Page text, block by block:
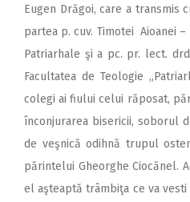
Eugen Drăgoi, care a transmis
partea p. cuv. Timotei Aioanei
Patriarhale şi a pc. pr. lect.
Facultatea de Teologie
colegi ai fiului celui răposat,
înconjurarea bisericii, soborul
de veşnică odihnă trupul
părintelui Gheorghe Ciocănel.
el aşteaptă trâmbiţa ce va